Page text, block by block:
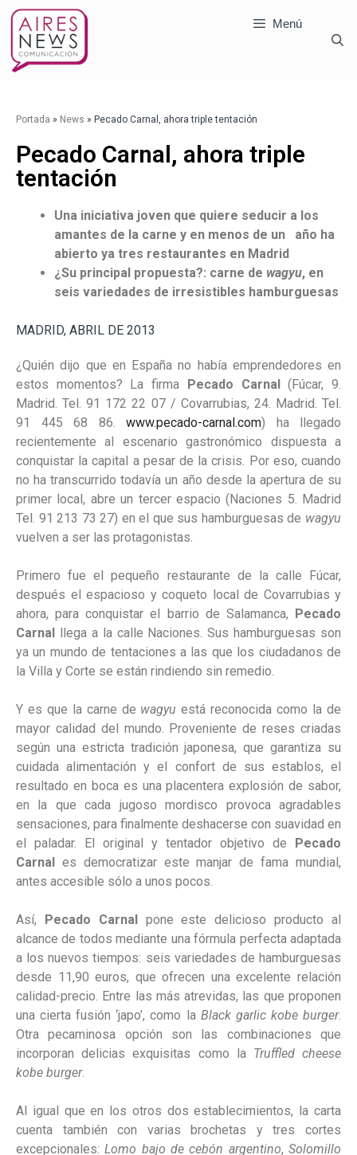
Menú
Portada » News » Pecado Carnal, ahora triple tentación
Pecado Carnal, ahora triple
tentación
Una iniciativa joven que quiere seducir a los
amantes de la carne y en menos de un año ha
abierto ya tres restaurantes en Madrid
¿Su principal propuesta?: carne de wagyu, en
seis variedades de irresistibles hamburguesas
MADRID, ABRIL DE 2013
¿Quién dijo que en España no había emprendedores en
estos momentos? La firma Pecado Carnal(Fúcar, 9.
Madrid. Tel. 91 172 22 07 / Covarrubias, 24. Madrid. Tel.
91 445 68 86. www.pecado-carnal.com) ha llegado
recientemente al escenario gastronómico dispuesta a
conquistar la capital a pesar de la crisis. Por eso, cuando
no ha transcurrido todavía un año desde la apertura de su
primer local, abre un tercer espacio (Naciones 5. Madrid
Tel. 91 213 73 27) en el que sus hamburguesas de wagyu
vuelven a ser las protagonistas.
Primero fue el pequeño restaurante de la calle Fúcar,
después el espacioso y coqueto local de Covarrubias y
ahora, para conquistar el barrio de Salamanca, Pecado
Carnal llega a la calle Naciones. Sus hamburguesas son
ya un mundo de tentaciones a las que los ciudadanos de
la Villa y Corte se están rindiendo sin remedio.
Y es que la carne de wagyuestá reconocida como la de
mayor calidad del mundo. Proveniente de reses criadas
según una estricta tradición japonesa, que garantiza su
cuidada alimentación y el confort de sus establos, el
resultado en boca es una placentera explosión de sabor,
en la que cada jugoso mordisco provoca agradables
sensaciones, para finalmente deshacerse con suavidad en
el paladar. El original y tentador objetivo de Pecado
Carnal es democratizar este manjar de fama mundial,
antes accesible sólo a unos pocos.
Así, Pecado Carnalpone este delicioso producto al
alcance de todos mediante una fórmula perfecta adaptada
a los nuevos tiempos: seis variedades de hamburguesas
desde 11,90 euros, que ofrecen una excelente relación
calidad-precio. Entre las más atrevidas, las que proponen
una cierta fusión ‘japo’, como la Black garlic kobe burger.
Otra pecaminosa opción son las combinaciones que
incorporan delicias exquisitas como la Truffled cheese
kobe burger.
Al igual que en los otros dos establecimientos, la carta
cuenta también con varias brochetas y tres cortes
excepcionales:Lomo bajo de cebón argentino,Solomillo